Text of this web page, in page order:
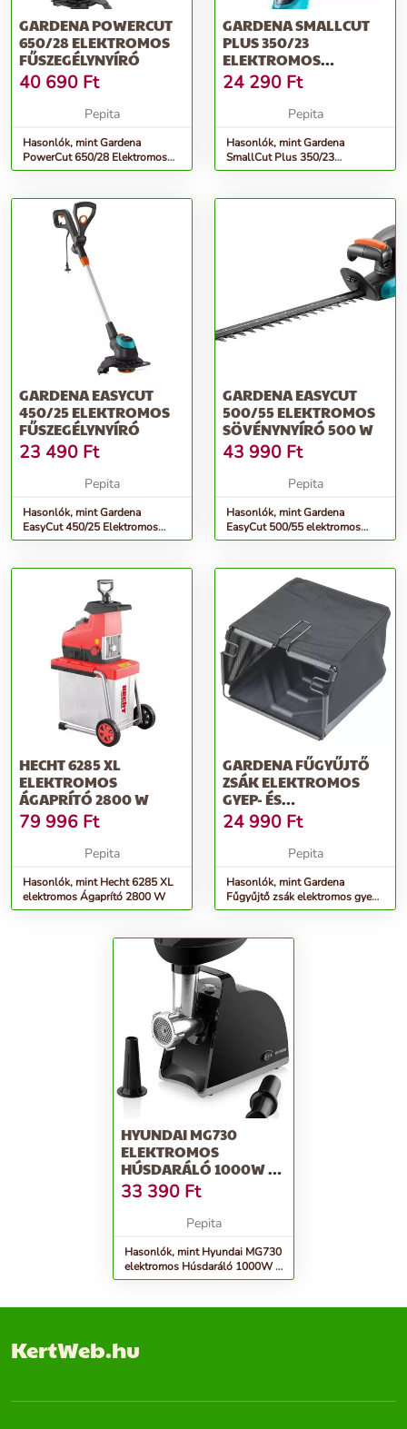
GARDENA POWERCUT
650/28 ELEKTROMOS
FŰSZEGÉLYNYÍRÓ
40 690 Ft
Pepita
Hasonlók, mint Gardena
PowerCut 650/28 Elektromos
fűszegélynyíró
GARDENA SMALLCUT
PLUS 350/23
ELEKTROMOS
FŰSZEGÉLYNYÍRÓ
24 290 Ft
Pepita
Hasonlók, mint Gardena
SmallCut Plus 350/23
Elektromos fűszegélynyíró
GARDENA EASYCUT
450/25 ELEKTROMOS
FŰSZEGÉLYNYÍRÓ
23 490 Ft
Pepita
Hasonlók, mint Gardena
EasyCut 450/25 Elektromos
fűszegélynyíró
GARDENA EASYCUT
500/55 ELEKTROMOS
SÖVÉNYNYÍRÓ 500 W
43 990 Ft
Pepita
Hasonlók, mint Gardena
EasyCut 500/55 elektromos
Sövénynyíró 500 W
HECHT 6285 XL
ELEKTROMOS
ÁGAPRÍTÓ 2800 W
79 996 Ft
Pepita
Hasonlók, mint Hecht 6285 XL
elektromos Ágaprító 2800 W
GARDENA FŰGYŰJTŐ
ZSÁK ELEKTROMOS
GYEP- ÉS
MÉLYSZELLŐZTETŐHÖZ
24 990 Ft
Pepita
Hasonlók, mint Gardena
Fűgyűjtő zsák elektromos gyep-
és mélyszellőztetőhöz
HYUNDAI MG730
ELEKTROMOS
HÚSDARÁLÓ 1000W -
FEKETE
33 390 Ft
Pepita
Hasonlók, mint Hyundai MG730
elektromos Húsdaráló 1000W -
fekete
KertWeb.hu